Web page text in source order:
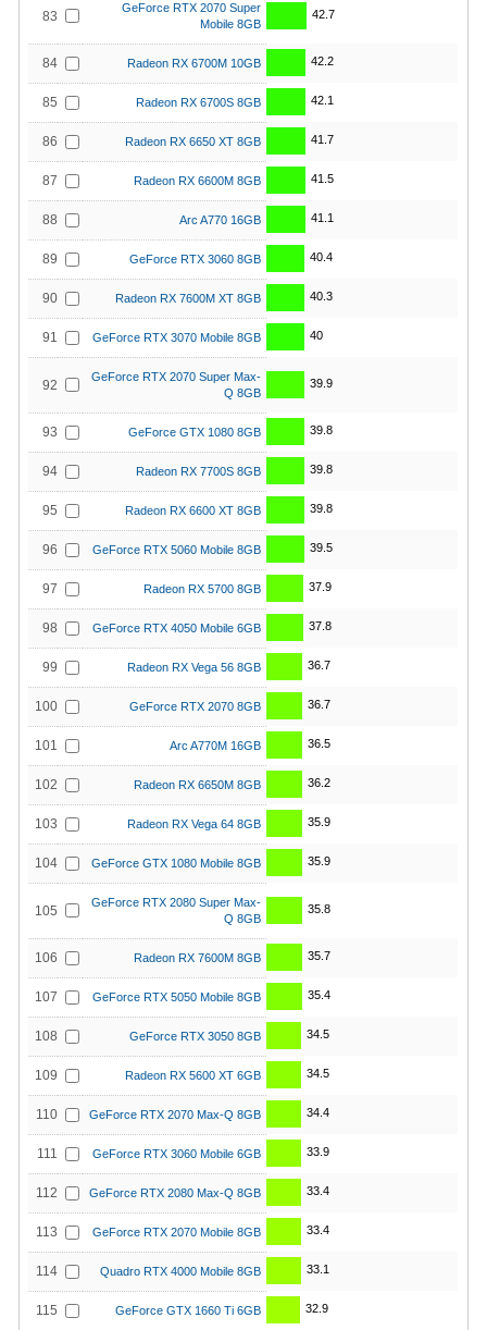
83
GeForce RTX 2070 Super
Mobile 8GB
42.7
84 Radeon RX 6700M 10GB 42.2
85 Radeon RX 6700S 8GB 42.1
86 Radeon RX 6650 XT 8GB 41.7
87 Radeon RX 6600M 8GB 41.5
88 Arc A770 16GB 41.1
89 GeForce RTX 3060 8GB 40.4
90 Radeon RX 7600M XT 8GB 40.3
91 GeForce RTX 3070 Mobile 8GB 40
92
GeForce RTX 2070 Super Max-
Q 8GB
39.9
93 GeForce GTX 1080 8GB 39.8
94 Radeon RX 7700S 8GB 39.8
95 Radeon RX 6600 XT 8GB 39.8
96 GeForce RTX 5060 Mobile 8GB 39.5
97 Radeon RX 5700 8GB 37.9
98 GeForce RTX 4050 Mobile 6GB 37.8
99 Radeon RX Vega 56 8GB 36.7
100 GeForce RTX 2070 8GB 36.7
101 Arc A770M 16GB 36.5
102 Radeon RX 6650M 8GB 36.2
103 Radeon RX Vega 64 8GB 35.9
104 GeForce GTX 1080 Mobile 8GB 35.9
105
GeForce RTX 2080 Super Max-
Q 8GB
35.8
106 Radeon RX 7600M 8GB 35.7
107 GeForce RTX 5050 Mobile 8GB 35.4
108 GeForce RTX 3050 8GB 34.5
109 Radeon RX 5600 XT 6GB 34.5
110 GeForce RTX 2070 Max-Q 8GB 34.4
111 GeForce RTX 3060 Mobile 6GB 33.9
112 GeForce RTX 2080 Max-Q 8GB 33.4
113 GeForce RTX 2070 Mobile 8GB 33.4
114 Quadro RTX 4000 Mobile 8GB 33.1
115 GeForce GTX 1660 Ti 6GB 32.9